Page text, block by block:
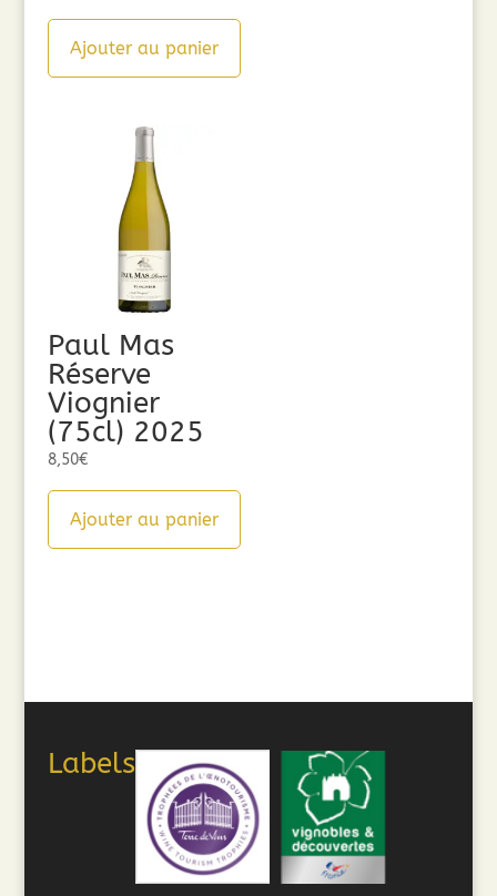
Ajouter au panier
Paul Mas
Réserve
Viognier
(75cl) 2025
8,50€
Ajouter au panier
Labels